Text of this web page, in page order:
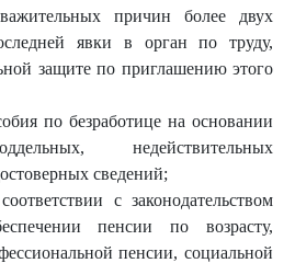
причин более двух
явки в орган по труду,
защите по приглашению этого
по безработице на основании
недействительных
сведений;
с законодательством
пенсии по возрасту,
пенсии, социальной